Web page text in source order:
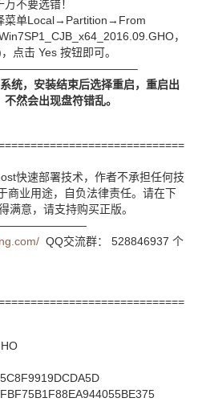
不要选错！
菜单Local→Partition→From
，
点击 Yes 按钮即可。
统，安装结束后选择重启，重启出
然会出现盘符错乱。
快速部署技术，作者不承担任何技
商业用途，自负法律责任。请在下
满意，请支持购买正版。
QQ交流群： 528846937 个